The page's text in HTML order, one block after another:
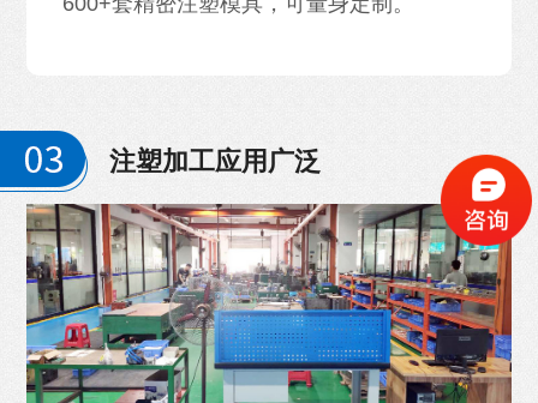
注塑加工应用广泛